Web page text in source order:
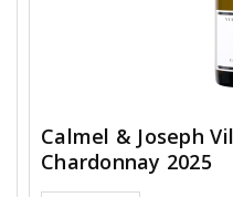
Calmel & Joseph
Chardonnay 2025